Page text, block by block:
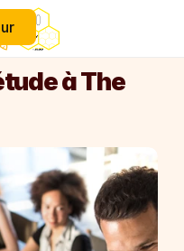
à The